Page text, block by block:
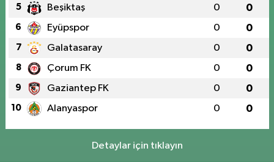
5 Beşiktaş 0 0
6 Eyüpspor 0 0
7 Galatasaray 0 0
8 Çorum FK 0 0
9 Gaziantep FK 0 0
10 Alanyaspor 0 0
Detaylar için tıklayın